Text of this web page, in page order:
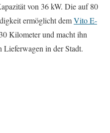
von 36 kW. Die auf 80
ermöglicht demVito E-
Kilometer und macht ihn
Lieferwagen in der Stadt.